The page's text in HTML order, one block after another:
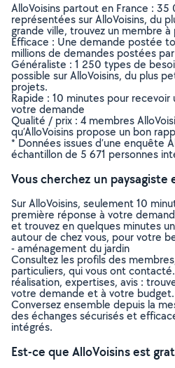
AlloVoisins partout en France :
représentées sur AlloVoisins, du
grande ville, trouvez un membre
Efficace : Une demande postée
millions de demandes postées
Généraliste : 1 250 types de
possible sur AlloVoisins, du plus
projets.
Rapide : 10 minutes pour
votre demande
Qualité / prix : 4 membres
qu’AlloVoisins propose un bon
* Données issues d’une enquête
échantillon de 5 671 personnes
Vous cherchez un paysagiste
Sur AlloVoisins, seulement 10
première réponse à votre
et trouvez en quelques minutes
autour de chez vous, pour votre
- aménagement du jardin
Consultez les profils des
particuliers, qui vous ont
réalisation, expertises, avis :
votre demande et à votre budget.
Conversez ensemble depuis la
des échanges sécurisés et
intégrés.
Est-ce que AlloVoisins est